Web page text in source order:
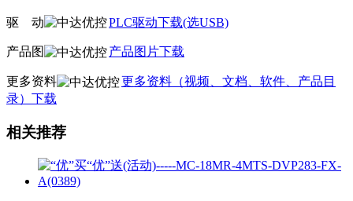
驱 动 PLC驱动下载(选USB)
产品图 产品图片下载
更多资料
更多资料（视频、文档、软件、产品目
录）下载
相关推荐